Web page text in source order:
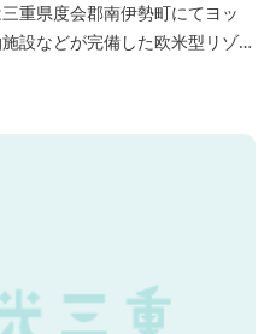
重県度会郡南伊勢町にてヨッ
設などが完備した欧米型リゾー
おります。